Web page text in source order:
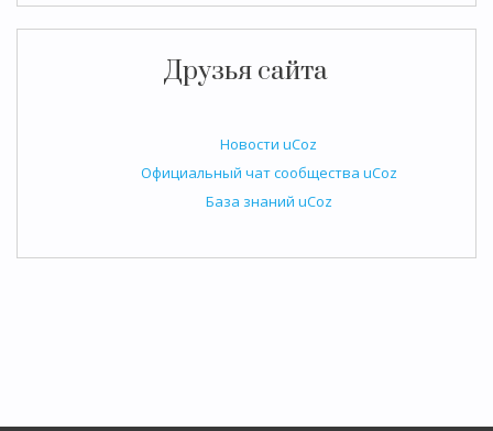
Друзья сайта
Новости uCoz
Официальный чат сообщества uCoz
База знаний uCoz